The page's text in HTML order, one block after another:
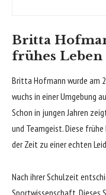
Britta
frühes Leben
Britta Hofmann wurde am
wuchs in einer Umgebung
Schon in jungen Jahren
und Teamgeist. Diese
der Zeit zu einer echten
Nach ihrer Schulzeit